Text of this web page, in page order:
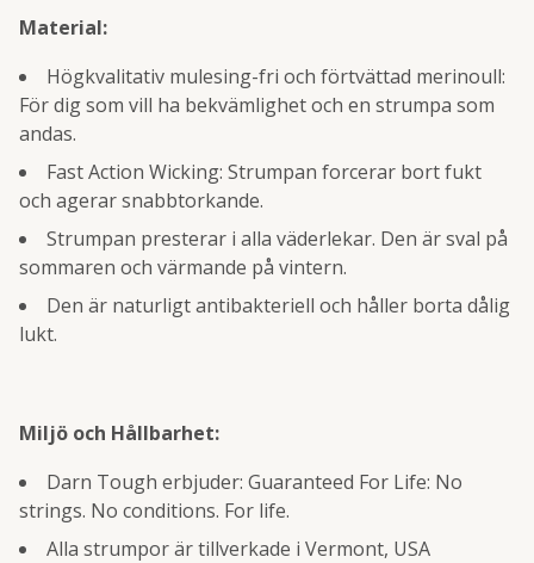
Material:
Högkvalitativ mulesing-fri och förtvättad merinoull:
För dig som vill ha bekvämlighet och en strumpa som
andas.
Fast Action Wicking: Strumpan forcerar bort fukt
och agerar snabbtorkande.
Strumpan presterar i alla väderlekar. Den är sval på
sommaren och värmande på vintern.
Den är naturligt antibakteriell och håller borta dålig
lukt.
Miljö och Hållbarhet:
Darn Tough erbjuder: Guaranteed For Life: No
strings. No conditions. For life.
Alla strumpor är tillverkade i Vermont, USA